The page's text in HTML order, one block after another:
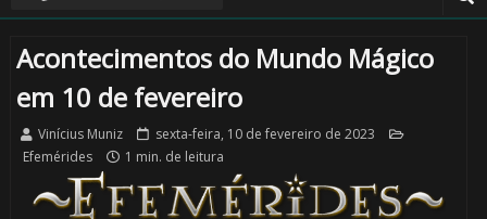
Acontecimentos do Mundo Mágico
em 10 de fevereiro
Vinícius Muniz
sexta-feira, 10 de fevereiro de 2023
Efemérides
1 min. de leitura